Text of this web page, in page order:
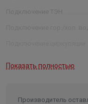
Подключение ТЭН
Показать полностью
Производитель